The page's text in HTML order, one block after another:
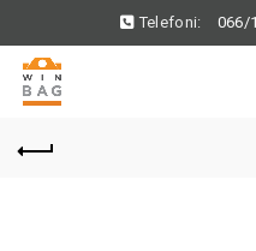
Telefoni: 066/